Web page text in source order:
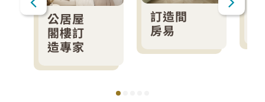
公居屋
閣樓訂
造專家
訂造間
房易